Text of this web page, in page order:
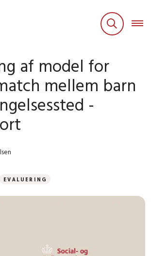
af model for
mellem barn
-
EVALUERING